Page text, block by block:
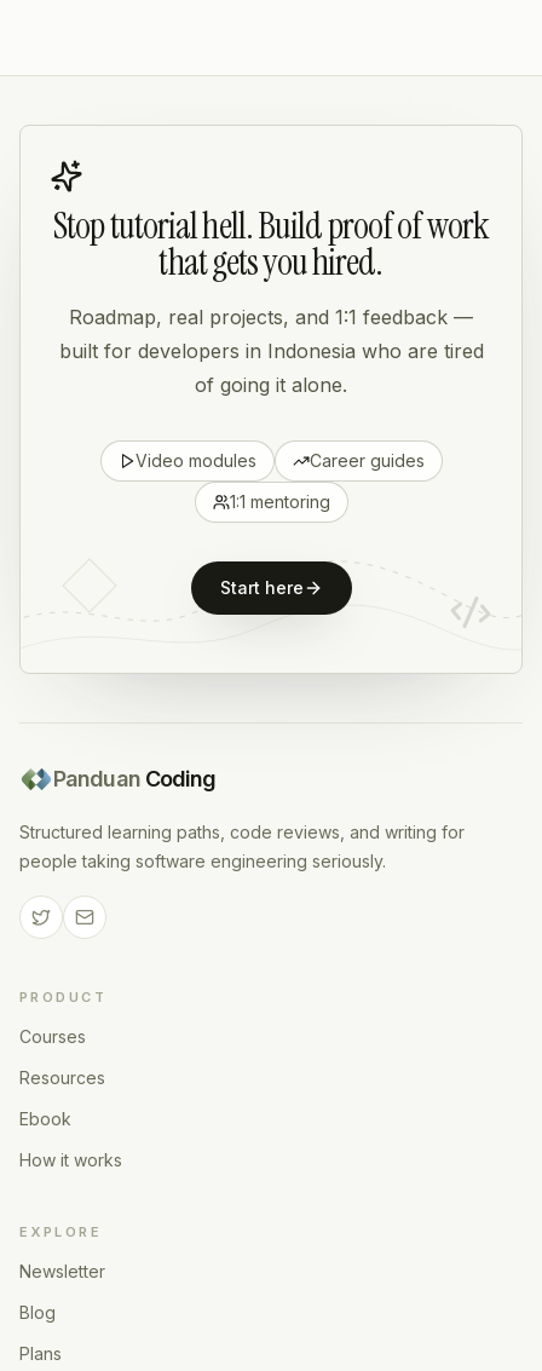
Stop tutorial hell. Build proof of work
that gets you hired.
Roadmap, real projects, and 1:1 feedback —
built for developers in Indonesia who are tired
of going it alone.
Video modules
Career guides
1:1 mentoring
Start here
Panduan Coding
Structured learning paths, code reviews, and writing for
people taking software engineering seriously.
PRODUCT
Courses
Resources
Ebook
How it works
EXPLORE
Newsletter
Blog
Plans